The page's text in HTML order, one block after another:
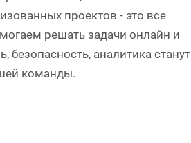
проектов - это все
решать задачи онлайн и
безопасность, аналитика станут
команды.